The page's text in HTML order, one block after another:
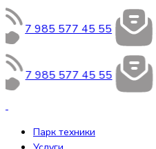
7 985 577 45 55
7 985 577 45 55
Парк техники